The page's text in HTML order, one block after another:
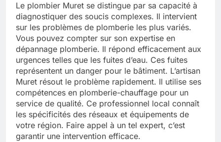
Le plombier Muret se distingue par sa capacité à
diagnostiquer des soucis complexes. Il intervient
sur les problèmes de plomberie les plus variés.
Vous pouvez compter sur son expertise en
dépannage plomberie. Il répond efficacement aux
urgences telles que les fuites d’eau. Ces fuites
représentent un danger pour le bâtiment. L’artisan
Muret résout le problème rapidement. Il utilise ses
compétences en plomberie-chauffage pour un
service de qualité. Ce professionnel local connaît
les spécificités des réseaux et équipements de
votre région. Faire appel à un tel expert, c’est
garantir une intervention efficace.